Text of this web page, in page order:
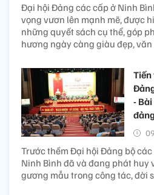
Đại hội Đảng các cấp ở Ninh
vọng vươn lên mạnh mẽ, được
những quyết sách cụ thể, góp
hương ngày càng giàu đẹp,
Tiến
-
Trước thềm Đại hội Đảng bộ
Ninh Bình đã và đang phát huy
gương mẫu trong công tác, đời